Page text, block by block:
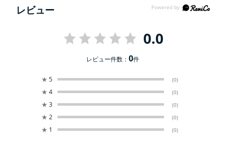
レビュー
0.0
レビュー件数：0件
★ 5 (0)
★ 4 (0)
★ 3 (0)
★ 2 (0)
★ 1 (0)